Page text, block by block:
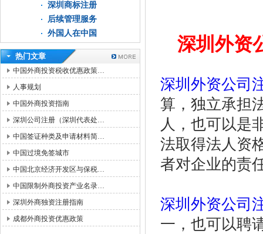
深圳商标注册
后续管理服务
外国人在中国
热门文章
中国外商投资税收优惠政策…
人事规划
中国外商投资指南
深圳公司注册（深圳代表处…
中国签证种类及申请材料简…
中国过境免签城市
中国北京经济开发区与保税…
中国限制外商投资产业名录…
深圳外商独资注册指南
成都外商投资优惠政策
深圳外资
深圳外资公司
算，独立承担
人，也可以是
法取得法人资
者对企业的责
深圳外资公司
一，也可以聘